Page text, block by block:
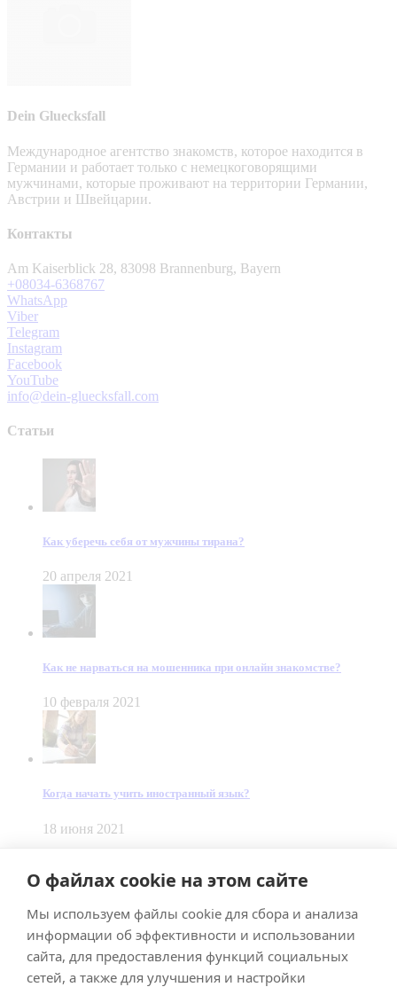
О файлах cookie на этом сайте
Мы используем файлы cookie для сбора и анализа
информации об эффективности и использовании
сайта, для предоставления функций социальных
сетей, а также для улучшения и настройки
Dein Gluecksfall
Международное агентство знакомств, которое находится в
Германии и работает только с немецкоговорящими
мужчинами, которые проживают на территории Германии,
Австрии и Швейцарии.
Контакты
Am Kaiserblick 28, 83098 Brannenburg, Bayern
+08034-6368767
WhatsApp
Viber
Telegram
Instagram
Facebook
YouTube
info@dein-gluecksfall.com
Статьи
Как уберечь себя от мужчины тирана?
20 апреля 2021
Как не нарваться на мошенника при онлайн знакомстве?
10 февраля 2021
Когда начать учить иностранный язык?
18 июня 2021
Made bySmart Team
ImpressumDatenschutz
Подписывайтесь на меня в Телеграм